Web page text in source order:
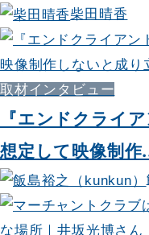
柴田晴香
取材インタビュー
『エンドクライ
想定して映像制作